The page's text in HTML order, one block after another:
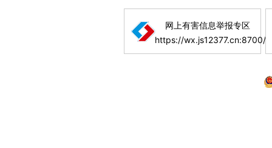
网上有害信息举报专区
https://wx.js12377.cn:8700/